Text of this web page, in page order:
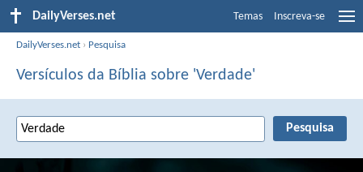
DailyVerses.net Temas Inscreva-se
DailyVerses.net › Pesquisa
Versículos da Bíblia sobre 'Verdade'